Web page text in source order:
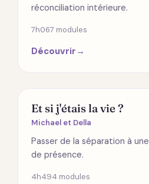
réconciliation intérieure.
7h067 modules
Découvrir →
SPIRITUALITÉ
Et si j'étais la vie ?
Michael et Della
Passer de la séparation à
de présence.
4h494 modules